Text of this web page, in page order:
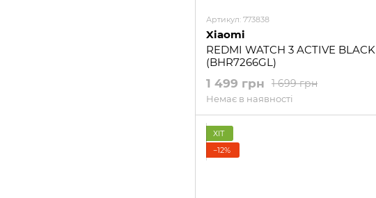
Артикул: 773838
Xiaomi
REDMI WATCH 3 ACTIVE BLACK
(BHR7266GL)
1 699 грн
1 499 грн
Немає в наявності
ХІТ
−12%